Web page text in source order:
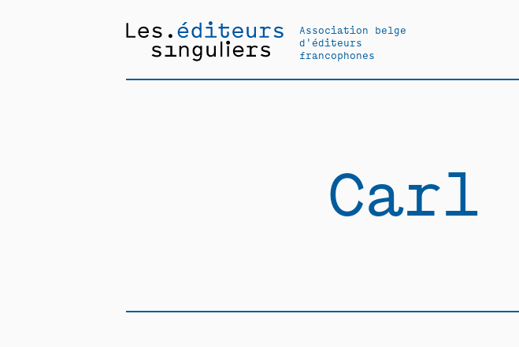
Association belge
d'éditeurs
francophones
Carl